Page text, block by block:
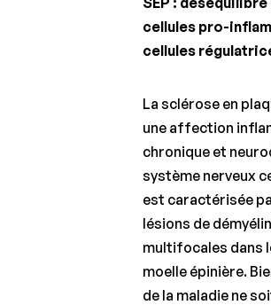
PhD Fellowship
scientifiques
cellules pro-
cellules
La sclérose en
une affection
chronique et
système nerveux
est caractérisée
lésions de
multifocales dans
moelle épinière.
de la maladie ne